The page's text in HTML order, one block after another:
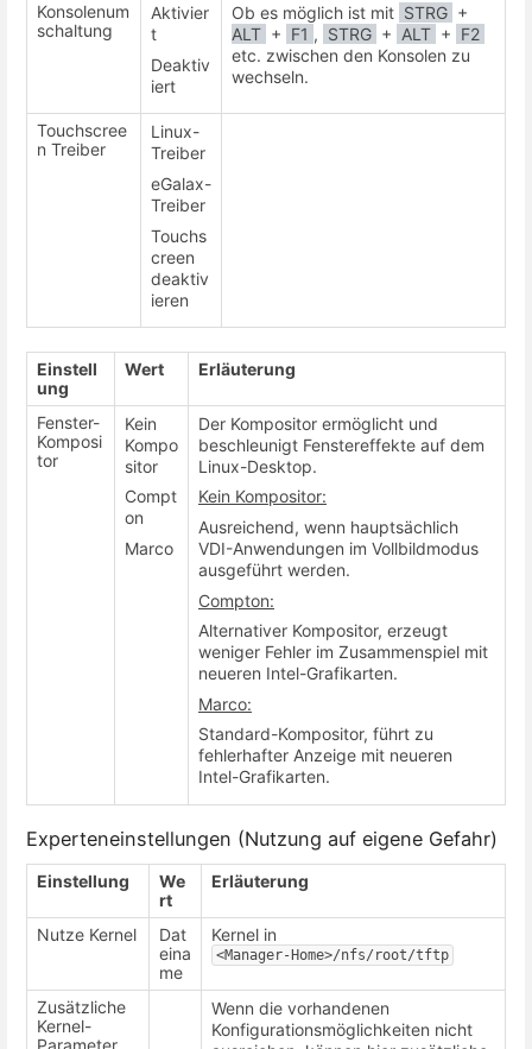
Konsolenum
schaltung
Aktivier
t
Deaktiv
iert
Ob es möglich ist mit STRG +
ALT + F1 , STRG + ALT + F2
etc. zwischen den Konsolen zu
wechseln.
Touchscree
n Treiber
Linux-
Treiber
eGalax-
Treiber
Touchs
creen
deaktiv
ieren
Einstell
ung
Wert Erläuterung
Fenster-
Komposi
tor
Kein
Kompo
sitor
Compt
on
Marco
Der Kompositor ermöglicht und
beschleunigt Fenstereffekte auf dem
Linux-Desktop.
Kein Kompositor:
Ausreichend, wenn hauptsächlich
VDI-Anwendungen im Vollbildmodus
ausgeführt werden.
Compton:
Alternativer Kompositor, erzeugt
weniger Fehler im Zusammenspiel mit
neueren Intel-Grafikarten.
Marco:
Standard-Kompositor, führt zu
fehlerhafter Anzeige mit neueren
Intel-Grafikarten.
Experteneinstellungen (Nutzung auf eigene Gefahr)
Einstellung
We
rt
Erläuterung
Nutze Kernel
Dat
eina
me
Kernel in
<Manager-Home>/nfs/root/tftp
Zusätzliche
Kernel-
Parameter
Wenn die vorhandenen
Konfigurationsmöglichkeiten nicht